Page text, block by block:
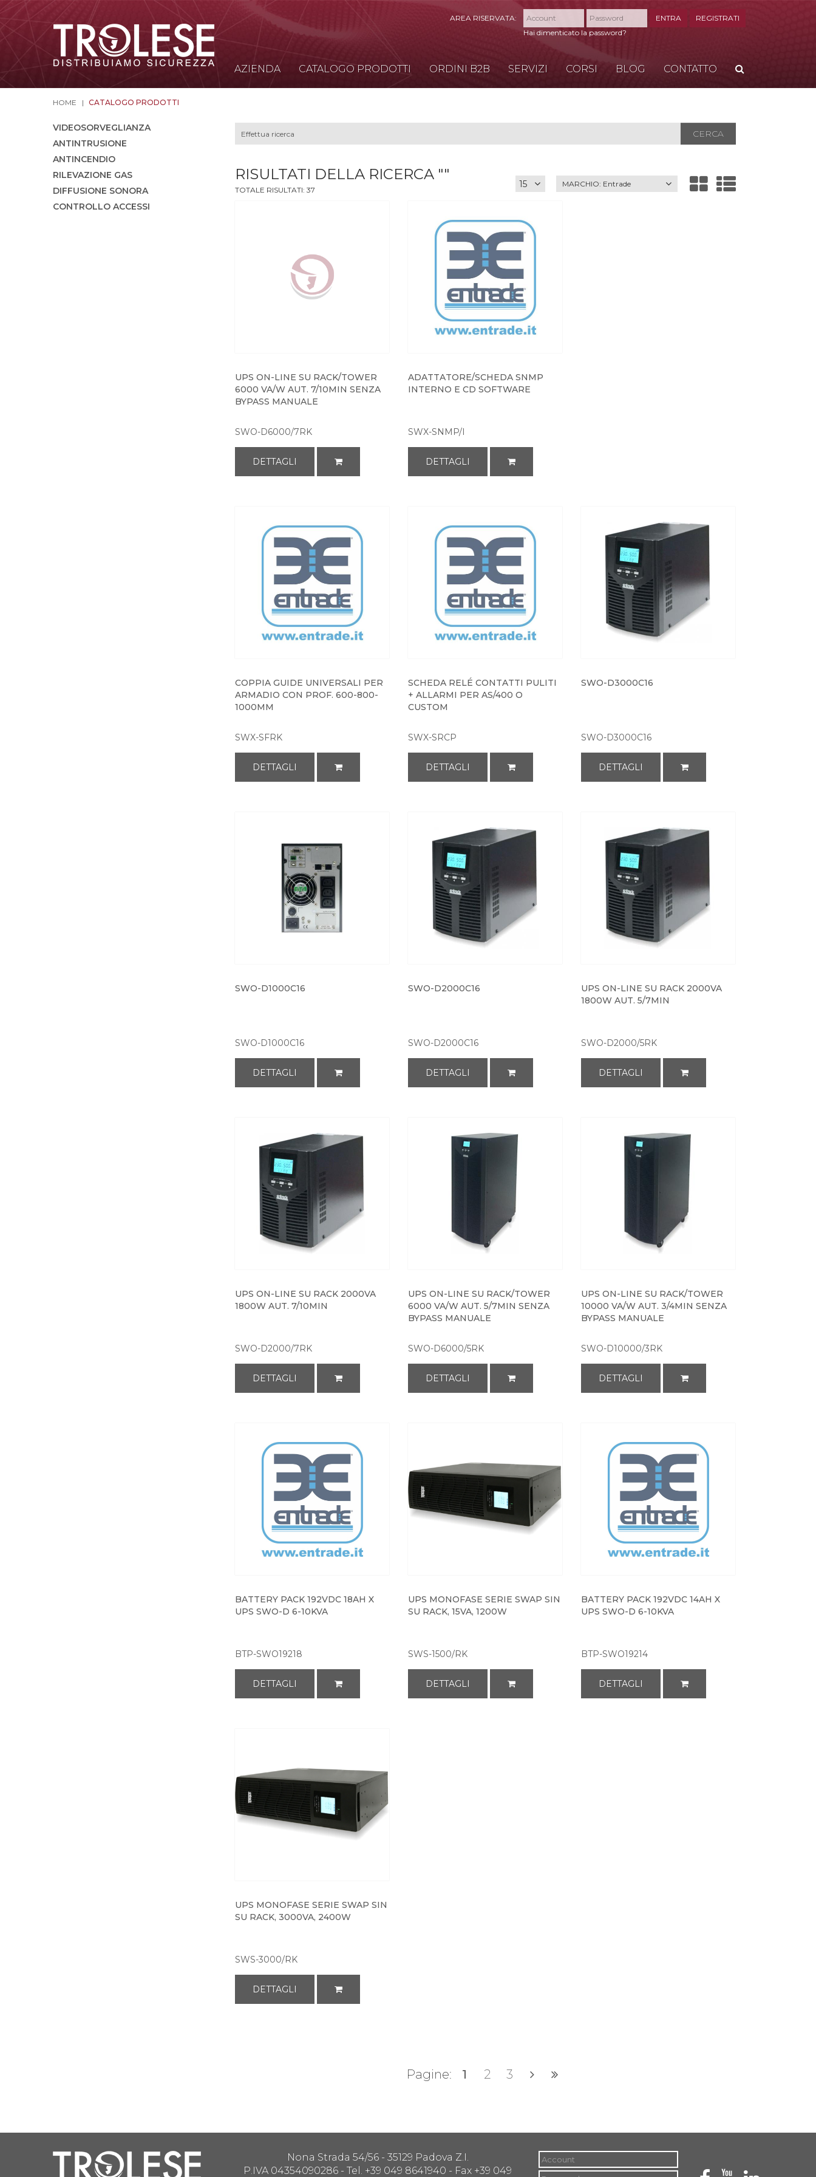
Hai dimenticato la password?
ENTRA REGISTRATI
AZIENDA CATALOGO PRODOTTI ORDINI B2B SERVIZI CORSI BLOG CONTATTO
HOME CATALOGO PRODOTTI
CERCA
MARCHIO: Entrade
RISULTATI DELLA RICERCA ""
TOTALE RISULTATI: 37
UPS ON-LINE SU RACK/TOWER
6000 VA/W AUT. 7/10MIN SENZA
BYPASS MANUALE
SWO-D6000/7RK
DETTAGLI
ADATTATORE/SCHEDA SNMP
INTERNO E CD SOFTWARE
SWX-SNMP/I
DETTAGLI
COPPIA GUIDE UNIVERSALI PER
ARMADIO CON PROF. 600-800-
1000MM
SWX-SFRK
DETTAGLI
SCHEDA RELÉ CONTATTI PULITI
+ ALLARMI PER AS/400 O
CUSTOM
SWX-SRCP
DETTAGLI
SWO-D3000C16
SWO-D3000C16
DETTAGLI
SWO-D1000C16
SWO-D1000C16
DETTAGLI
SWO-D2000C16
SWO-D2000C16
DETTAGLI
UPS ON-LINE SU RACK 2000VA
1800W AUT. 5/7MIN
SWO-D2000/5RK
DETTAGLI
UPS ON-LINE SU RACK 2000VA
1800W AUT. 7/10MIN
SWO-D2000/7RK
DETTAGLI
UPS ON-LINE SU RACK/TOWER
6000 VA/W AUT. 5/7MIN SENZA
BYPASS MANUALE
SWO-D6000/5RK
DETTAGLI
UPS ON-LINE SU RACK/TOWER
10000 VA/W AUT. 3/4MIN SENZA
BYPASS MANUALE
SWO-D10000/3RK
DETTAGLI
BATTERY PACK 192VDC 18AH X
UPS SWO-D 6-10KVA
BTP-SWO19218
DETTAGLI
UPS MONOFASE SERIE SWAP SIN
SU RACK, 15VA, 1200W
SWS-1500/RK
DETTAGLI
BATTERY PACK 192VDC 14AH X
UPS SWO-D 6-10KVA
BTP-SWO19214
DETTAGLI
UPS MONOFASE SERIE SWAP SIN
SU RACK, 3000VA, 2400W
SWS-3000/RK
DETTAGLI
Pagine: 1 2 3
VIDEOSORVEGLIANZA
ANTINTRUSIONE
ANTINCENDIO
RILEVAZIONE GAS
DIFFUSIONE SONORA
CONTROLLO ACCESSI
Nona Strada 54/56 - 35129 Padova Z.I.
P.IVA 04354090286 - Tel. +39 049 8641940 - Fax +39 049